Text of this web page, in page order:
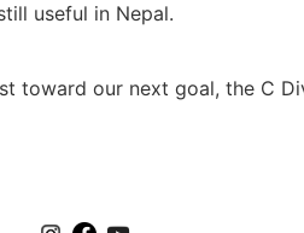
useful in Nepal.
toward our next goal, the C